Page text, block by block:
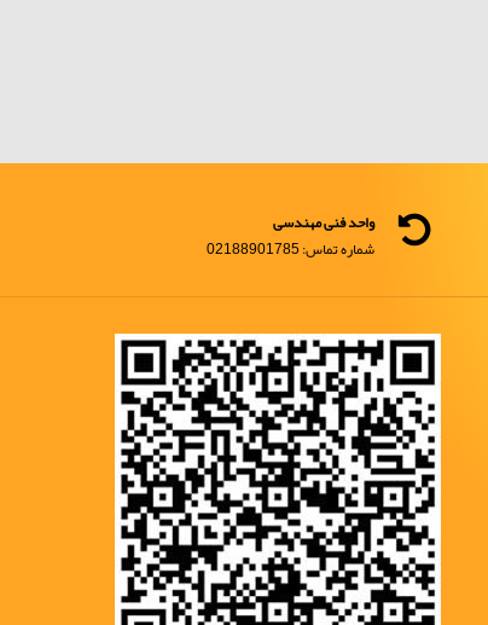
واحد فنی مهندسی
شماره تماس: 02188901785